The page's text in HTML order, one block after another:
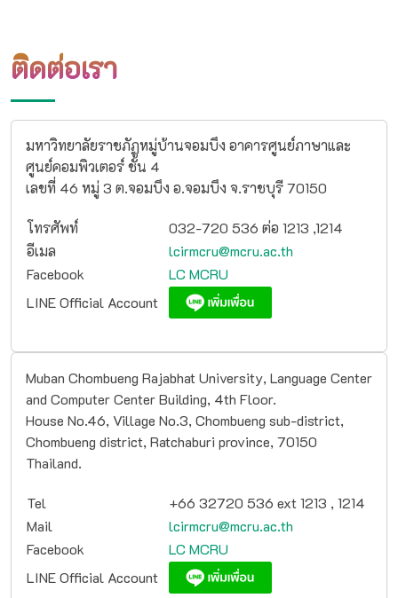
ติดต่อเรา
มหาวิทยาลัยราชภัฏหมู่บ้านจอมบึง อาคารศูนย์ภาษาและ
ศูนย์คอมพิวเตอร์ ชั้น 4
เลขที่ 46 หมู่ 3 ต.จอมบึง อ.จอมบึง จ.ราชบุรี 70150
โทรศัพท์
032-720 536 ต่อ 1213 ,1214
อีเมล
lcirmcru@mcru.ac.th
Facebook
LC MCRU
LINE Official Account
Muban Chombueng Rajabhat University, Language Center
and Computer Center Building, 4th Floor.
House No.46, Village No.3, Chombueng sub-district,
Chombueng district, Ratchaburi province, 70150
Thailand.
Tel
+66 32720 536 ext 1213 , 1214
Mail
lcirmcru@mcru.ac.th
Facebook
LC MCRU
LINE Official Account